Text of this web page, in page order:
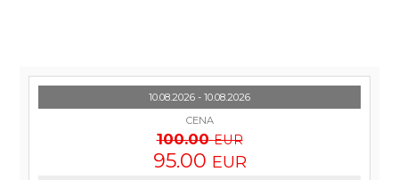
10.08.2026 - 10.08.2026
CENA
100.00 EUR
95.00 EUR